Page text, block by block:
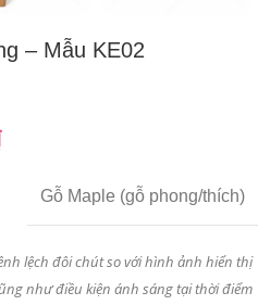
– Mẫu KE02
Gỗ Maple (gỗ phong/thích)
lệch đôi chút so với hình ảnh hiển thị
như điều kiện ánh sáng tại thời điểm